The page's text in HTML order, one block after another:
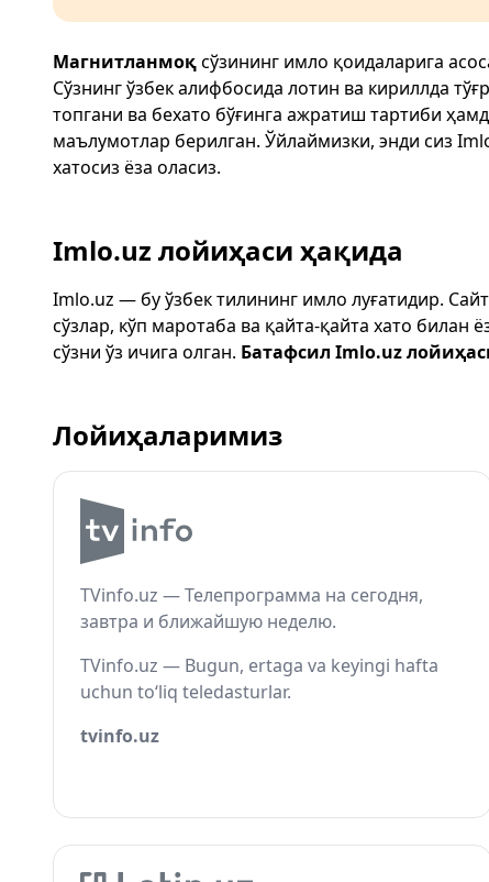
Магнитланмоқсўзининг имло қоидаларига
Сўзнинг ўзбек алифбосида лотин ва кириллда
топгани ва бехато бўғинга ажратиш тартиби
маълумотлар берилган. Ўйлаймизки, энди сиз
хатосиз ёза оласиз.
Imlo.uz лойиҳаси ҳақида
Imlo.uz — бу ўзбек тилининг имло луғатидир.
сўзлар, кўп маротаба ва қайта-қайта хато билан
сўзни ўз ичига олган. Батафсил Imlo.uz
Лойиҳаларимиз
TVinfo.uz — Телепрограмма на сегодня,
завтра и ближайшую неделю.
TVinfo.uz — Bugun, ertaga va keyingi hafta
uchun to‘liq teledasturlar.
tvinfo.uz